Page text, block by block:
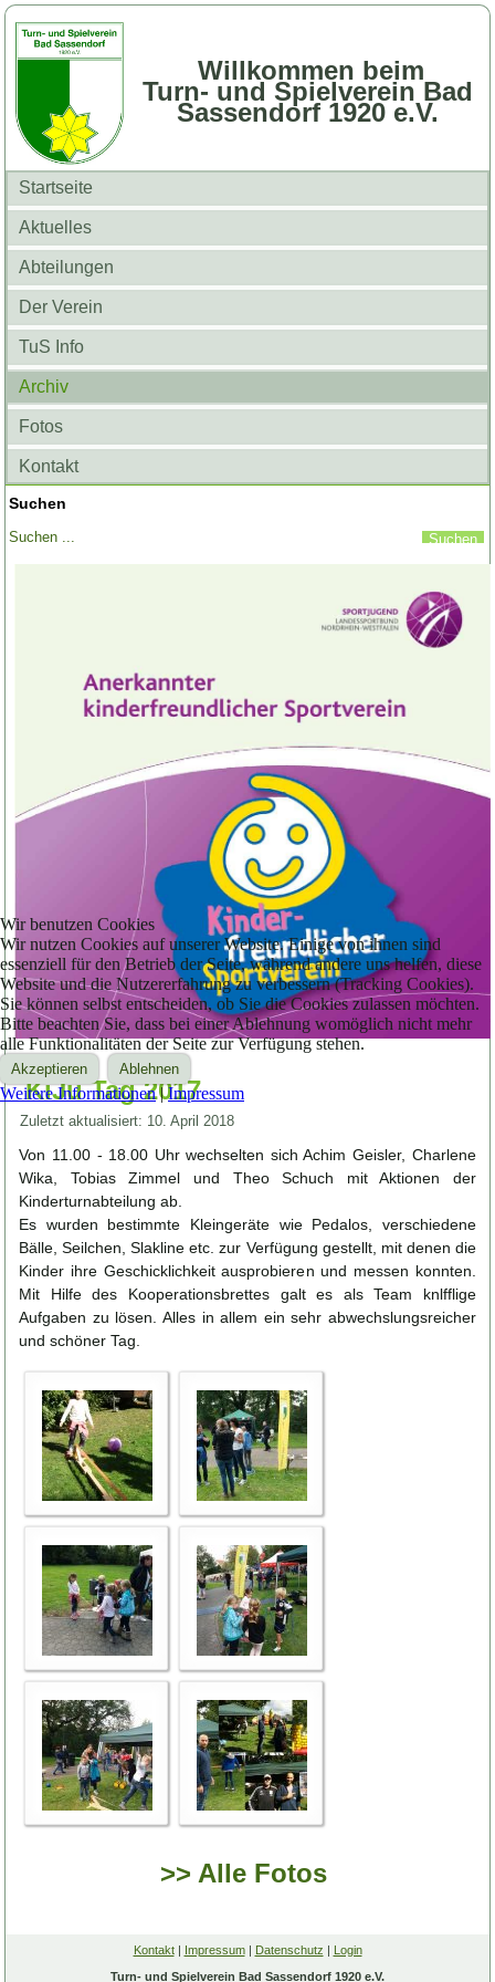
Willkommen beim
Turn- und Spielverein Bad
Sassendorf 1920 e.V.
Startseite
Aktuelles
Abteilungen
Der Verein
TuS Info
Archiv
Fotos
Kontakt
Suchen
KiJu Tag 2017
Zuletzt aktualisiert: 10. April 2018
Von 11.00 - 18.00 Uhr wechselten sich Achim Geisler, Charlene
Wika, Tobias Zimmel und Theo Schuch mit Aktionen der
Kinderturnabteilung ab.
Es wurden bestimmte Kleingeräte wie Pedalos, verschiedene
Bälle, Seilchen, Slakline etc. zur Verfügung gestellt, mit denen die
Kinder ihre Geschicklichkeit ausprobieren und messen konnten.
Mit Hilfe des Kooperationsbrettes galt es als Team knlfflige
Aufgaben zu lösen. Alles in allem ein sehr abwechslungsreicher
und schöner Tag.
>> Alle Fotos
Kontakt| Impressum| Datenschutz | Login
Turn- und Spielverein Bad Sassendorf 1920 e.V.
Wir benutzen Cookies
Wir nutzen Cookies auf unserer Website. Einige von ihnen sind
essenziell für den Betrieb der Seite, während andere uns helfen, diese
Website und die Nutzererfahrung zu verbessern (Tracking Cookies).
Sie können selbst entscheiden, ob Sie die Cookies zulassen möchten.
Bitte beachten Sie, dass bei einer Ablehnung womöglich nicht mehr
alle Funktionalitäten der Seite zur Verfügung stehen.
Akzeptieren Ablehnen
Weitere Informationen|Impressum